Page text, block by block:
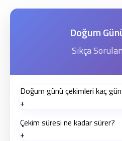
Doğum
Sıkça
Doğum günü çekimleri kaç
+
Çekim süresi ne kadar sürer?
+